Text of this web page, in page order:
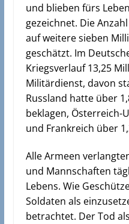
und blieben fürs
gezeichnet. Die
auf weitere sieben
geschätzt. Im
Kriegsverlauf 13,25
Militärdienst, davon
Russland hatte über
beklagen, Österreich-
und Frankreich über
Alle Armeen
und Mannschaften
Lebens. Wie
Soldaten als
betrachtet. Der Tod